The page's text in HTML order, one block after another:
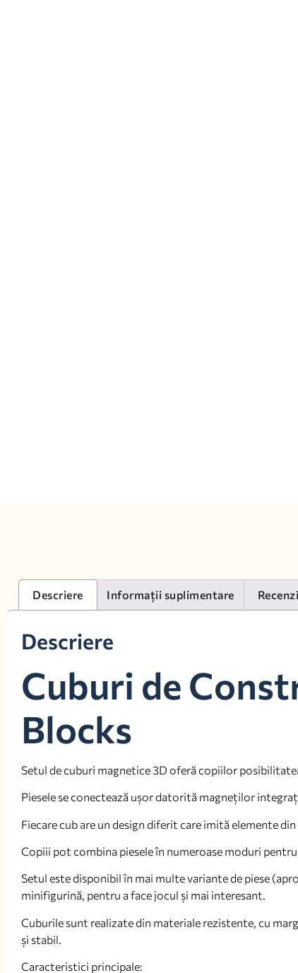
Descriere Informații suplimentare
Descriere
Cuburi de
Blocks
Setul de cuburi magnetice 3D oferă copiilor
Piesele se conectează ușor datorită magneților
Fiecare cub are un design diferit care imită elemente
Copiii pot combina piesele în numeroase moduri
Setul este disponibil în mai multe variante de piese
minifigurină, pentru a face jocul și mai interesant.
Cuburile sunt realizate din materiale rezistente, cu
și stabil.
Caracteristici principale: